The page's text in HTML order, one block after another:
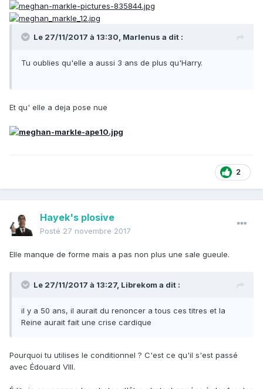
Le 27/11/2017 à 13:30, Marlenus a dit :
Tu oublies qu'elle a aussi 3 ans de plus qu'Harry.
Et qu' elle a deja pose nue
2
Hayek's plosive
Posté 27 novembre 2017
Elle manque de forme mais a pas non plus une sale gueule.
Le 27/11/2017 à 13:27, Librekom a dit :
il y a 50 ans, il aurait du renoncer a tous ces titres et la
Reine aurait fait une crise cardique
Pourquoi tu utilises le conditionnel ? C'est ce qu'il s'est passé
avec Édouard VIII.